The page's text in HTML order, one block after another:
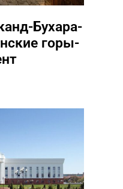
Бухара-
горы-